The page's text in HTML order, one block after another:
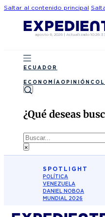
Saltar al contenido principal
agosto 6, 2026 | Actualizado
ECUADOR
ECONOMÍA OPINIÓN
¿Qué deseas
Buscar
×
SPOTLIGHT
POLÍTICA
VENEZUELA
DANIEL NOBOA
MUNDIAL 2026